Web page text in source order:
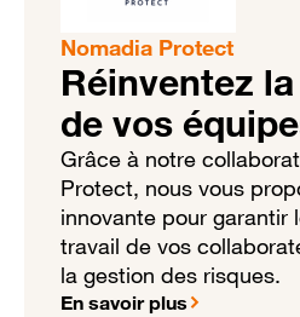
Nomadia Protect
Réinventez
de vos
Grâce à notre
Protect, nous vous
innovante pour garantir
travail de vos
la gestion des risques.
En savoir plus